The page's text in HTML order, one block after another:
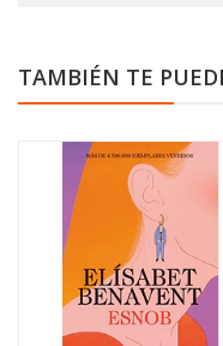
TAMBIÉN TE